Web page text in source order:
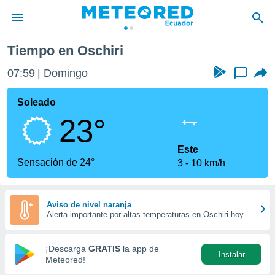
de
ha
calidad.
a este
las
y
forma
digital
basada
Tiempo en Oschiri
07:59 Domingo ...
Soleado
23°
Sensación de 24°
Este
3
10 km/h
Aviso de nivel naranja
Alerta importante por altas temperaturas en Oschiri hoy
¡Descarga GRATIS la app de
Meteored!
Instalar